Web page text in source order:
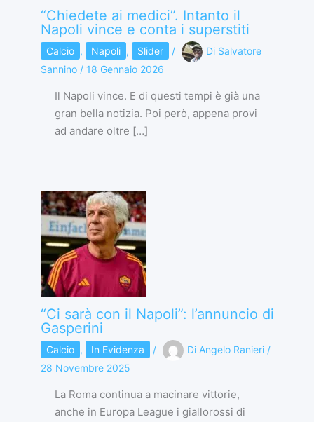
“Chiedete ai medici”. Intanto il
Napoli vince e conta i superstiti
Calcio , Napoli , Slider / Di Salvatore
Sannino / 18 Gennaio 2026
Il Napoli vince. E di questi tempi è già una
gran bella notizia. Poi però, appena provi
ad andare oltre […]
“Ci sarà con il Napoli”: l’annuncio di
Gasperini
Calcio , In Evidenza / Di Angelo Ranieri /
28 Novembre 2025
La Roma continua a macinare vittorie,
anche in Europa League i giallorossi di